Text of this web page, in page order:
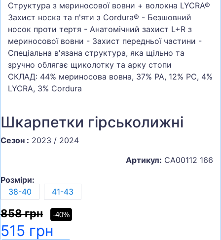
ТУРИЗМ
Структура з мериносової вовни + волокна LYCRA®
Захист носка та п'яти з Cordura® - Безшовний
носок проти тертя - Анатомічний захист L+R з
мериносової вовни - Захист передньої частини -
Спеціальна в'язана структура, яка щільно та
зручно облягає щиколотку та арку стопи
СКЛАД: 44% мериносова вовна, 37% PA, 12% PC, 4%
LYCRA, 3% Cordura
Шкарпетки гірськолижні
Сезон : 2023 / 2024
Артикул: CA00112 166
Розміри:
38-40
41-43
858 грн -40%
515 грн